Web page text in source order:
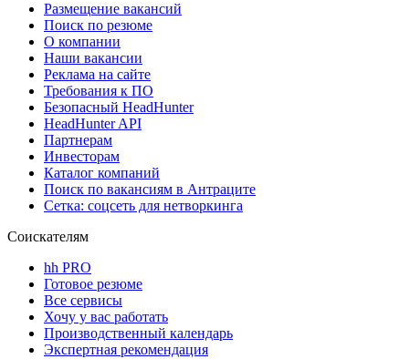
Размещение вакансий
Поиск по резюме
О компании
Наши вакансии
Реклама на сайте
Требования к ПО
Безопасный HeadHunter
HeadHunter API
Партнерам
Инвесторам
Каталог компаний
Поиск по вакансиям в Антраците
Сетка: соцсеть для нетворкинга
Соискателям
hh PRO
Готовое резюме
Все сервисы
Хочу у вас работать
Производственный календарь
Экспертная рекомендация